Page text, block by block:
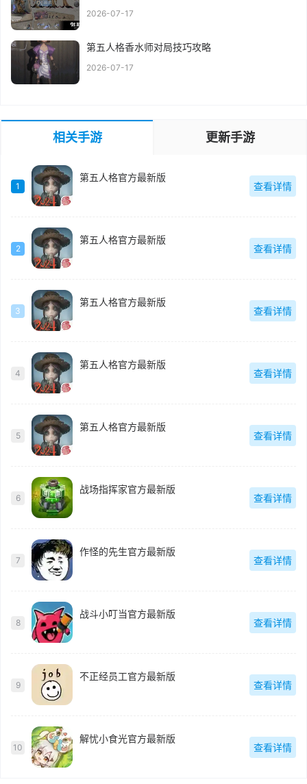
2026-07-17
第五人格香水师对局技巧攻略
2026-07-17
相关手游 更新手游
1
第五人格官方最新版
查看详情
2
第五人格官方最新版
查看详情
3
第五人格官方最新版
查看详情
4
第五人格官方最新版
查看详情
5
第五人格官方最新版
查看详情
6
战场指挥家官方最新版
查看详情
7
作怪的先生官方最新版
查看详情
8
战斗小叮当官方最新版
查看详情
9
不正经员工官方最新版
查看详情
10
解忧小食光官方最新版
查看详情